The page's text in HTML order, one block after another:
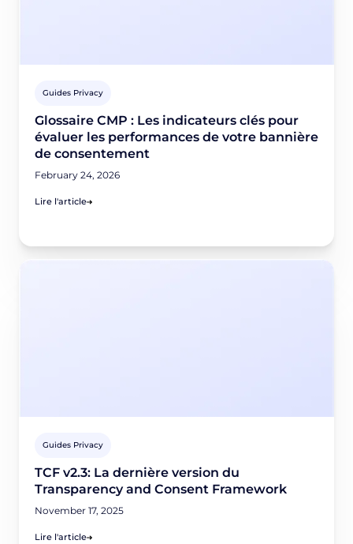
Guides Privacy
Glossaire CMP : Les indicateurs clés pour
évaluer les performances de votre bannière
de consentement
February 24, 2026
Lire l'article
Guides Privacy
TCF v2.3: La dernière version du
Transparency and Consent Framework
November 17, 2025
Lire l'article